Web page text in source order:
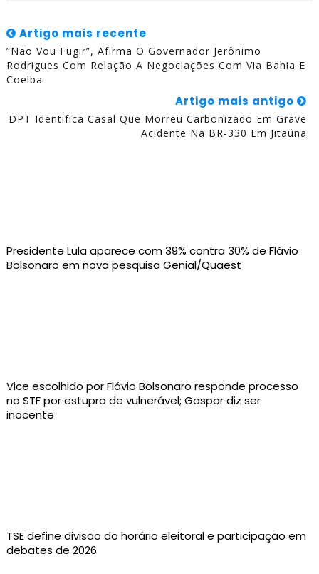
Artigo mais recente
”Não Vou Fugir”, Afirma O Governador Jerônimo
Rodrigues Com Relação A Negociações Com Via Bahia E
Coelba
Artigo mais antigo
DPT Identifica Casal Que Morreu Carbonizado Em Grave
Acidente Na BR-330 Em Jitaúna
Presidente Lula aparece com 39% contra 30% de Flávio
Bolsonaro em nova pesquisa Genial/Quaest
Vice escolhido por Flávio Bolsonaro responde processo
no STF por estupro de vulnerável; Gaspar diz ser
inocente
TSE define divisão do horário eleitoral e participação em
debates de 2026